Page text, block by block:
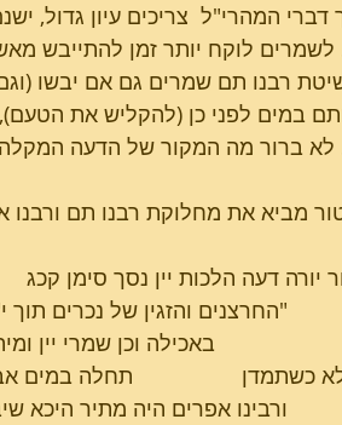
דברי המהרי"ל  צריכים עיון גדול,
לוקח יותר זמן להתייבש
רבנו תם שמרים גם אם יבשו
במים לפני כן (להקליש את הטעם),
לא ברור מה המקור של הדעה
מביא את מחלוקת רבנו תם ורבנו
יורה דעה הלכות יין נסך סימן קכג
"החרצנים והזגין
באכילה וכן
כשתמדן                  תחלה במים
ורבינו אפרים היה